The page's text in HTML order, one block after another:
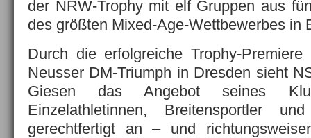
der NRW-Trophy mit elf Gruppen aus
des größten Mixed-Age-Wettbewerbes in
Durch die erfolgreiche Trophy-
Neusser DM-Triumph in Dresden sieht
Giesen das Angebot seines
Einzelathletinnen, Breitensportler
gerechtfertigt an – und